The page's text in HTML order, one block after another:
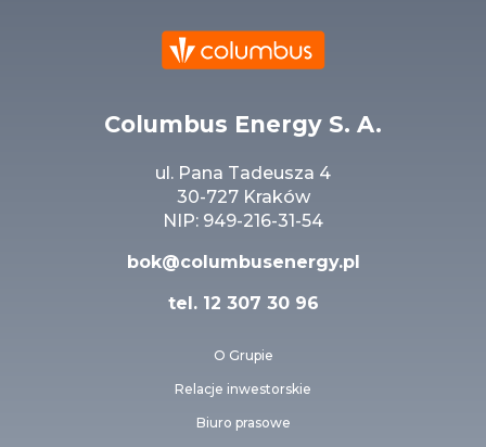
Columbus Energy S. A.
ul. Pana Tadeusza 4
30-727 Kraków
NIP: 949-216-31-54
bok@columbusenergy.pl
tel.12 307 30 96
O Grupie
Relacje inwestorskie
Biuro prasowe